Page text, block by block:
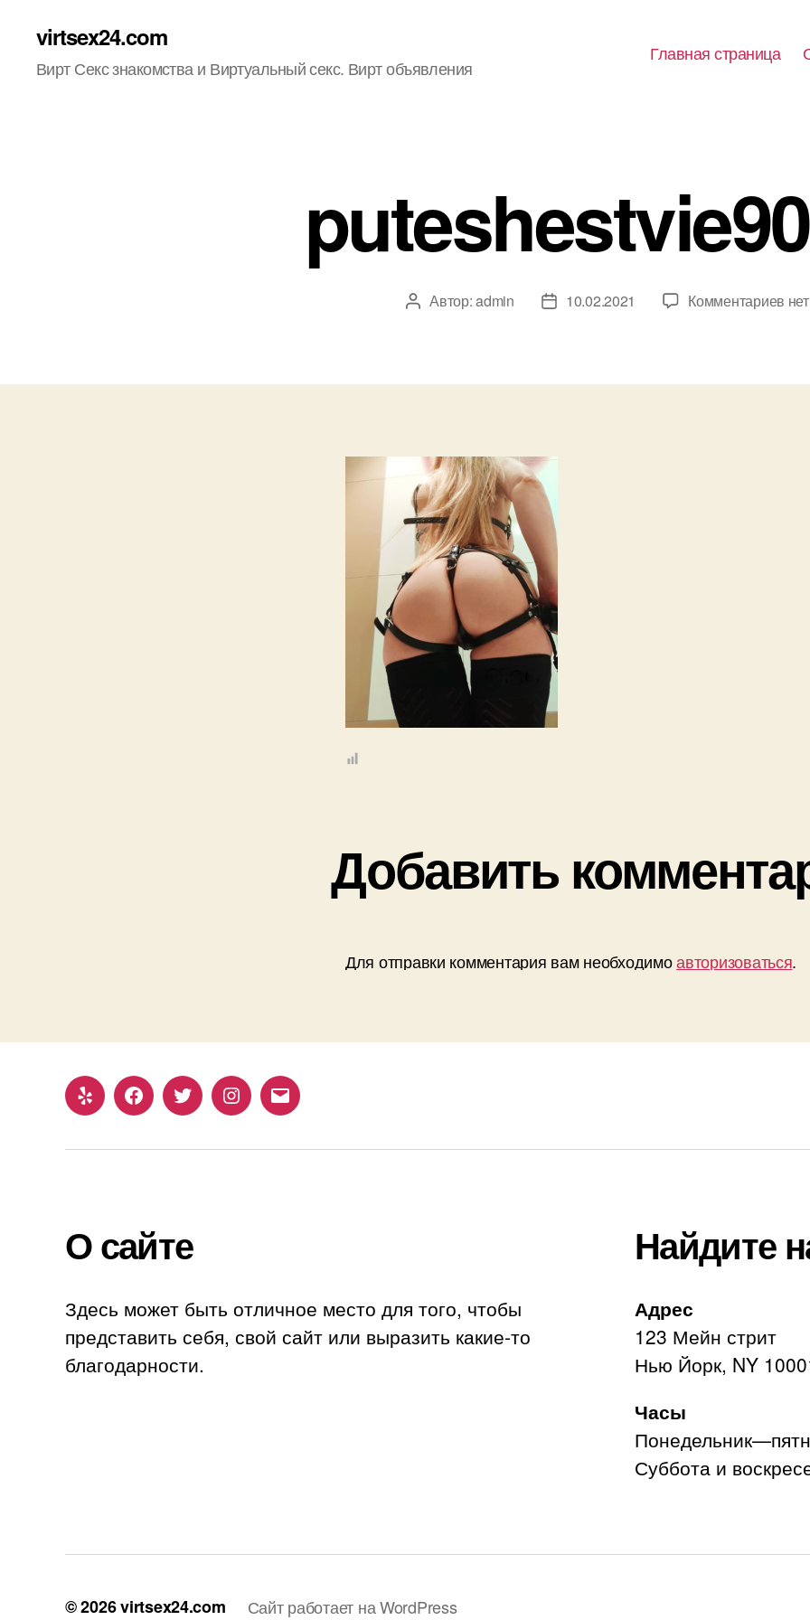
virtsex24.com
Вирт Секс знакомства и Виртуальный секс. Вирт объявления
Главная страница
Автор
Автор:admin
Дата10.02.2021 Комментариевкнет
Добавить
Для отправки комментария вам необходимоавторизоваться.
Yelp FacebookTwitterInstagram
Email
О сайте
Здесь может быть отличное место для того, чтобы
представить себя, свой сайт или выразить какие-то
благодарности.
Найдите
Адрес
123 Мейн стрит
Нью Йорк, NY
Часы
Суббота и
© 2026virtsex24.com Сайт работает на WordPress